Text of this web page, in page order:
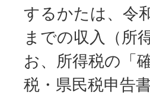
するかたは、令
までの収入（所
お、所得税の「
税・県民税申告